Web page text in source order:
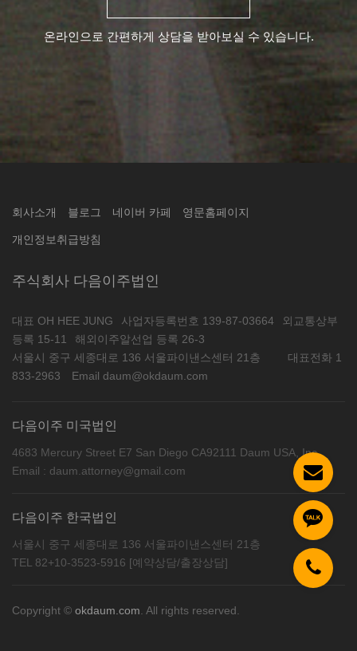
온라인으로 간편하게 상담을 받아보실 수 있습니다.
회사소개 블로그 네이버 카페 영문홈페이지
개인정보취급방침
주식회사 다음이주법인
대표 OH HEE JUNG 사업자등록번호 139-87-03664
외교통상부
등록 15-11
해외이주알선업 등록 26-3
서울시 중구 세종대로 136 서울파이낸스센터 21층
대표전화 1
833-2963
Email daum@okdaum.com
다음이주 미국법인
4683 Mercury Street E7 San Diego CA92111 Daum USA, Inc
Email : daum.attorney@gmail.com
다음이주 한국법인
서울시 중구 세종대로 136 서울파이낸스센터 21층
TEL 82+10-3523-5916 [예약상담/출장상담]
Copyright © okdaum.com . All rights reserved.